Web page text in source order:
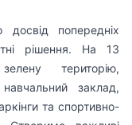
попередніх
рішення. На 13
територію,
заклад,
та спортивно-